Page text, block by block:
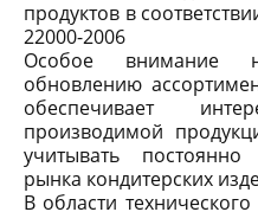
продуктов в
22000-2006
Особое внимание
обновлению
обеспечивает
производимой
учитывать
рынка кондитерских
В области